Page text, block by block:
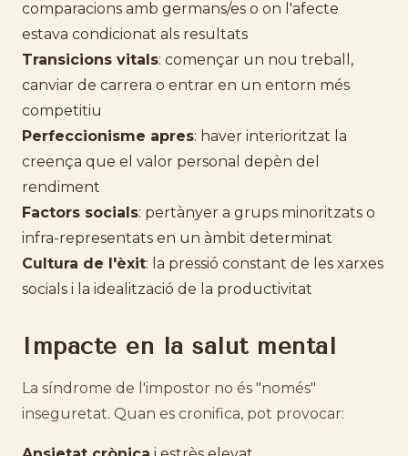
comparacions amb germans/es o on l'afecte
estava condicionat als resultats
Transicions vitals: començar un nou treball,
canviar de carrera o entrar en un entorn més
competitiu
Perfeccionisme apres: haver interioritzat la
creença que el valor personal depèn del
rendiment
Factors socials: pertànyer a grups minoritzats o
infra-representats en un àmbit determinat
Cultura de l'èxit: la pressió constant de les xarxes
socials i la idealització de la productivitat
Impacte en la salut mental
La síndrome de l'impostor no és "només"
inseguretat. Quan es cronifica, pot provocar: